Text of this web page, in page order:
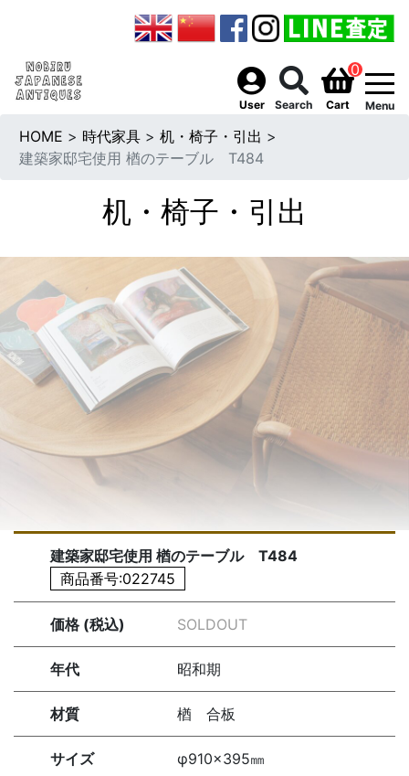
User Search
0
Cart Menu
HOME > 時代家具 > 机・椅子・引出 >
建築家邸宅使用 楢のテーブル T484
机・椅子・引出
建築家邸宅使用 楢のテーブル T484
商品番号:022745
価格 (税込) SOLDOUT
年代 昭和期
材質 楢 合板
サイズ φ910×395㎜